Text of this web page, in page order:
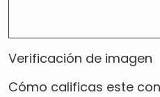
Verificación de imagen
Cómo calificas este